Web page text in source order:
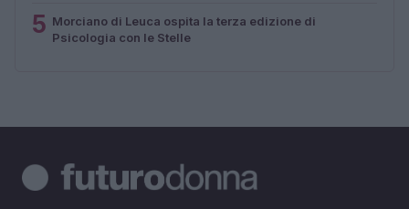
5 Morciano di Leuca ospita la terza edizione di
Psicologia con le Stelle